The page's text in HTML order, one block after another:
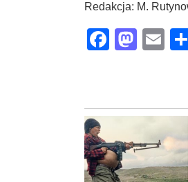
Redakcja: M.